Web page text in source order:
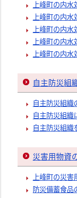
上峰町の内
上峰町の内
上峰町の内
上峰町の内
上峰町の内
自主防災組
自主防災組織
自主防災組織
自主防災組織
災害用物資
上峰町の災
防災備蓄食品